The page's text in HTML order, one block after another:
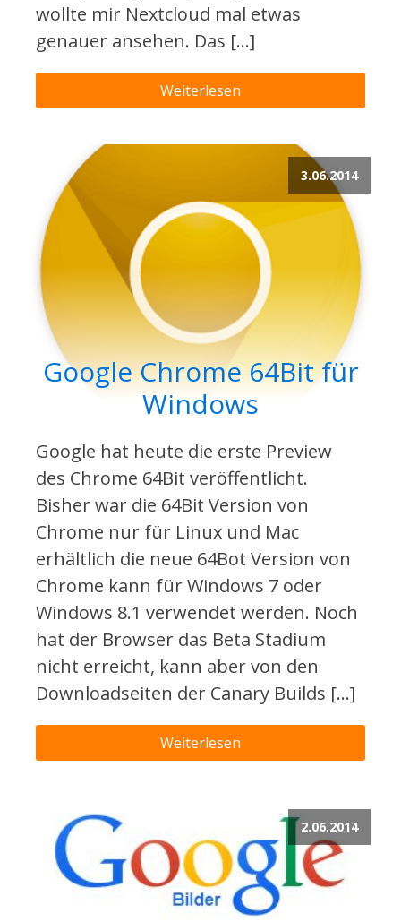
wollte mir Nextcloud mal etwas
genauer ansehen. Das […]
Weiterlesen
3.06.2014
Google Chrome 64Bit für
Windows
Google hat heute die erste Preview
des Chrome 64Bit veröffentlicht.
Bisher war die 64Bit Version von
Chrome nur für Linux und Mac
erhältlich die neue 64Bot Version von
Chrome kann für Windows 7 oder
Windows 8.1 verwendet werden. Noch
hat der Browser das Beta Stadium
nicht erreicht, kann aber von den
Downloadseiten der Canary Builds […]
Weiterlesen
2.06.2014